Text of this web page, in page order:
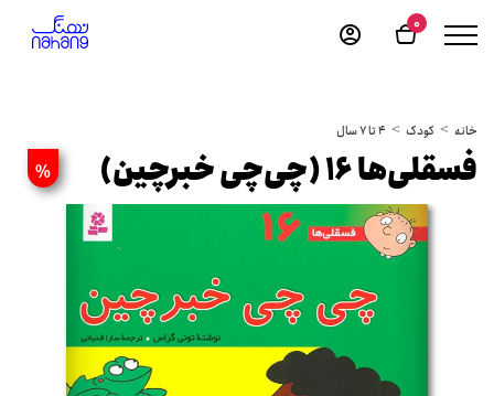
0
خانه کودک 4 تا 7 سال
% فسقلی‌ها 16 (چی‌چی خبرچین)